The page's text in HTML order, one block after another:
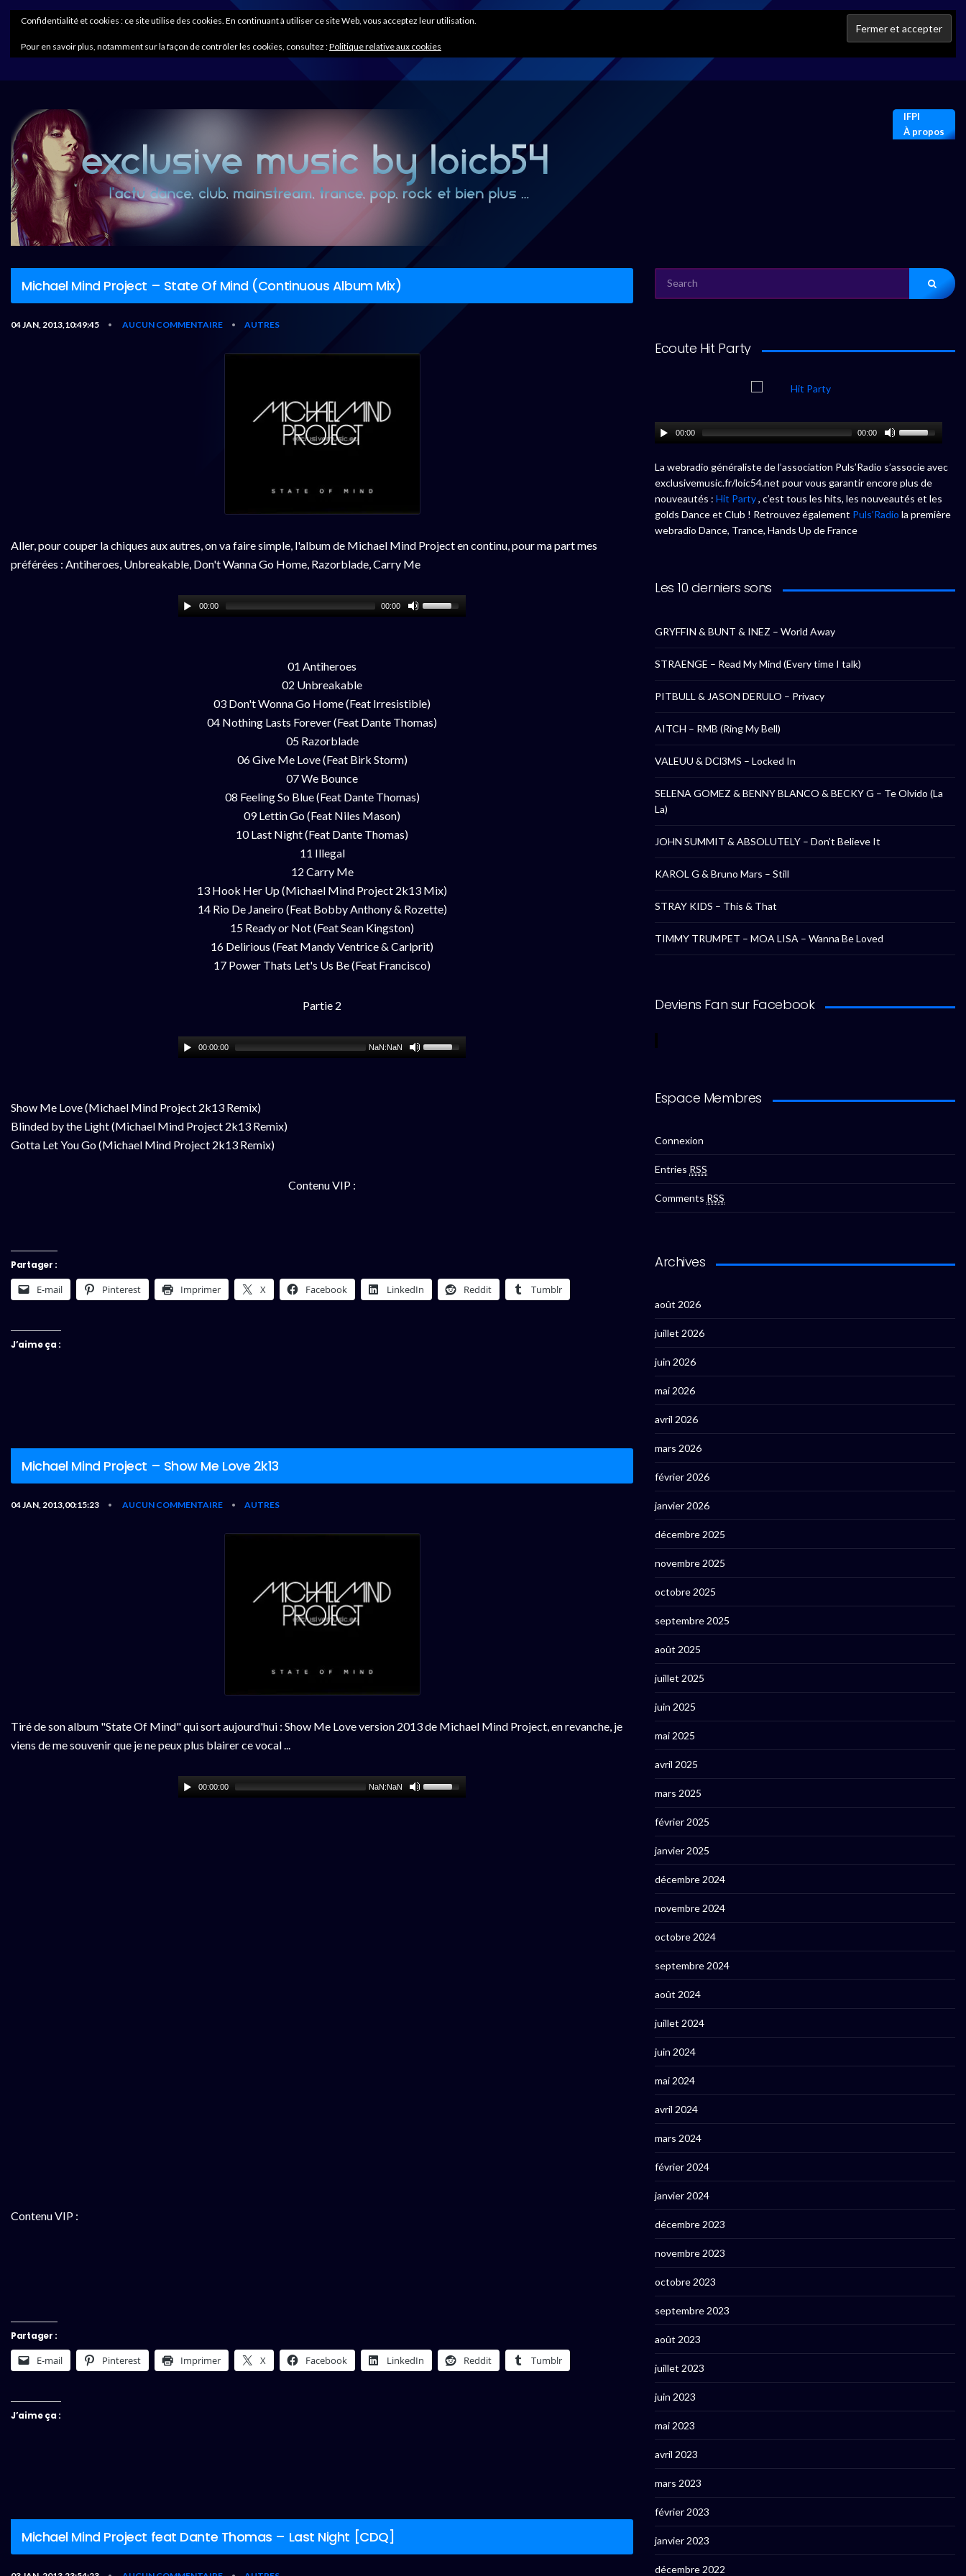
IFPI
À propos
Michael Mind Project – State Of Mind (Continuous Album Mix)
04 JAN, 2013,10:49:45 • AUCUN COMMENTAIRE • AUTRES
Aller, pour couper la chiques aux autres, on va faire simple, l'album de Michael Mind Project en continu, pour ma part mes
préférées : Antiheroes, Unbreakable, Don't Wanna Go Home, Razorblade, Carry Me
00:00 00:00
01 Antiheroes
02 Unbreakable
03 Don't Wonna Go Home (Feat Irresistible)
04 Nothing Lasts Forever (Feat Dante Thomas)
05 Razorblade
06 Give Me Love (Feat Birk Storm)
07 We Bounce
08 Feeling So Blue (Feat Dante Thomas)
09 Lettin Go (Feat Niles Mason)
10 Last Night (Feat Dante Thomas)
11 Illegal
12 Carry Me
13 Hook Her Up (Michael Mind Project 2k13 Mix)
14 Rio De Janeiro (Feat Bobby Anthony & Rozette)
15 Ready or Not (Feat Sean Kingston)
16 Delirious (Feat Mandy Ventrice & Carlprit)
17 Power Thats Let's Us Be (Feat Francisco)
Partie 2
00:00:00 NaN:NaN
Show Me Love (Michael Mind Project 2k13 Remix)
Blinded by the Light (Michael Mind Project 2k13 Remix)
Gotta Let You Go (Michael Mind Project 2k13 Remix)
Contenu VIP :
Partager :
E-mail Pinterest Imprimer X Facebook LinkedIn Reddit Tumblr
J’aime ça :
Michael Mind Project – Show Me Love 2k13
04 JAN, 2013,00:15:23 • AUCUN COMMENTAIRE • AUTRES
Tiré de son album "State Of Mind" qui sort aujourd'hui : Show Me Love version 2013 de Michael Mind Project, en revanche, je
viens de me souvenir que je ne peux plus blairer ce vocal ...
00:00:00 NaN:NaN
Contenu VIP :
Partager :
E-mail Pinterest Imprimer X Facebook LinkedIn Reddit Tumblr
J’aime ça :
Michael Mind Project feat Dante Thomas – Last Night [CDQ]
FOR:
Ecoute Hit Party
00:00 00:00
La webradio généraliste de l’association Puls’Radio s’associe avec
exclusivemusic.fr/loic54.net pour vous garantir encore plus de
nouveautés : Hit Party, c’est tous les hits, les nouveautés et les
golds Dance et Club ! Retrouvez également Puls’Radio la première
webradio Dance, Trance, Hands Up de France
Les 10 derniers sons
GRYFFIN & BUNT & INEZ – World Away
STRAENGE – Read My Mind (Every time I talk)
PITBULL & JASON DERULO – Privacy
AITCH – RMB (Ring My Bell)
VALEUU & DCl3MS – Locked In
SELENA GOMEZ & BENNY BLANCO & BECKY G – Te Olvido (La
La)
JOHN SUMMIT & ABSOLUTELY – Don’t Believe It
KAROL G & Bruno Mars – Still
STRAY KIDS – This & That
TIMMY TRUMPET – MOA LISA – Wanna Be Loved
Deviens Fan sur Facebook
Espace Membres
Connexion
Entries RSS
Comments RSS
Archives
août 2026
juillet 2026
juin 2026
mai 2026
avril 2026
mars 2026
février 2026
janvier 2026
décembre 2025
novembre 2025
octobre 2025
septembre 2025
août 2025
juillet 2025
juin 2025
mai 2025
avril 2025
mars 2025
février 2025
janvier 2025
décembre 2024
novembre 2024
octobre 2024
septembre 2024
août 2024
juillet 2024
juin 2024
mai 2024
avril 2024
mars 2024
février 2024
janvier 2024
décembre 2023
novembre 2023
octobre 2023
septembre 2023
août 2023
juillet 2023
juin 2023
mai 2023
avril 2023
mars 2023
février 2023
janvier 2023
décembre 2022
Confidentialité et cookies : ce site utilise des cookies. En continuant à utiliser ce site Web, vous acceptez leur utilisation.
Pour en savoir plus, notamment sur la façon de contrôler les cookies, consultez :Politique relative aux cookies